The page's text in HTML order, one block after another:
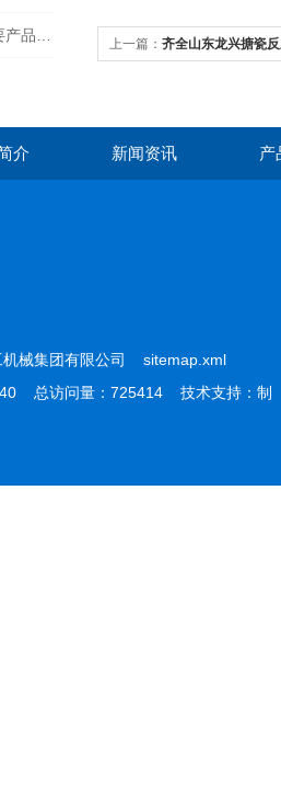
上一篇： 齐全山东龙兴搪瓷
介 新闻资讯 产
机械集团有限公司 sitemap.xml
总访问量：725414 技术支持： 制